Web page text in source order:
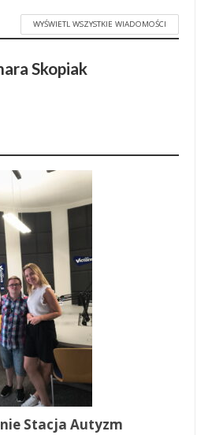
WYŚWIETL WSZYSTKIE WIADOMOŚCI
Skopiak
Stacja Autyzm